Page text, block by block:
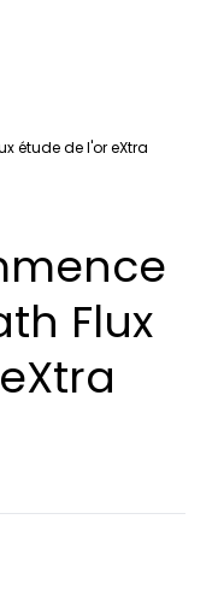
étude de l'or eXtra
Flux